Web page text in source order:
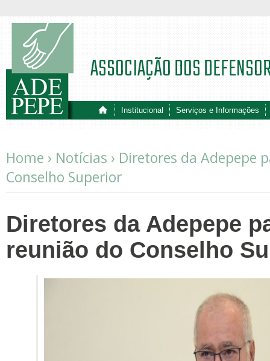
Institucional Serviços e Informações
ASSOCIAÇÃO DOS
Home › Notícias › Diretores da Adepepe
Conselho Superior
Diretores da Adepepe
reunião do Conselho